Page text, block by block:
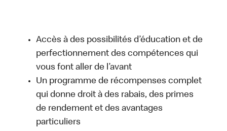
Accès à des possibilités d’éducation et de
perfectionnement des compétences qui
vous font aller de l’avant
Un programme de récompenses complet
qui donne droit à des rabais, des primes
de rendement et des avantages
particuliers